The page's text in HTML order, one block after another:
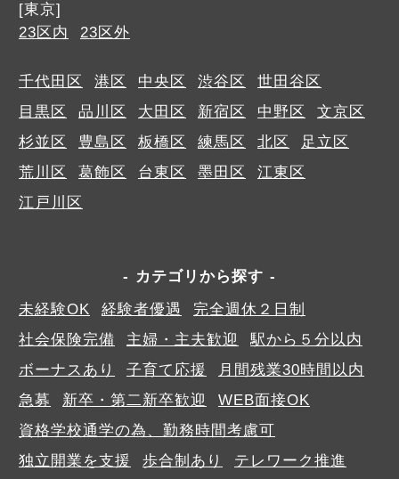
[東京]
23区内
23区外
千代田区 港区 中央区 渋谷区
世田谷区
目黒区
品川区 大田区 新宿区 中野区
文京区
杉並区
豊島区 板橋区 練馬区 北区
足立区
荒川区
葛飾区 台東区 墨田区
江東区
江戸川区
カテゴリから探す
未経験OK
経験者優遇
完全週休２日制
社会保険完備
主婦・主夫歓迎
駅から５分以内
ボーナスあり
子育て応援
月間残業30時間以内
急募
新卒・第二新卒歓迎
WEB面接OK
資格学校通学の為、勤務時間考慮可
独立開業を支援
歩合制あり テレワーク推進